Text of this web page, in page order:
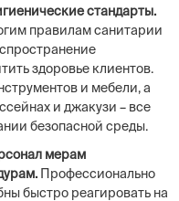
стандарты.
правилам санитарии
здоровье клиентов.
и мебели, а
и джакузи – все
безопасной среды.
мерам
Профессионально
быстро реагировать на